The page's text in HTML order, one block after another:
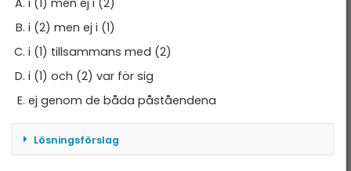
kallt. Återigen har vi inte nog med information
för att skilja dessa situationer och ge ett
definitivt svar, så vi kan utesluta alternativ B.
Slutligen ser vi att om vi tänker oss att båda
påståendena är sanna, vilket ger oss att den
var den varma koppen kan vara, så vi har löst
i (2) men ej i (1)
i (1) tillsammans med (2)
i (1) och (2) var för sig
ej genom de båda påståendena
Lösningsförslag